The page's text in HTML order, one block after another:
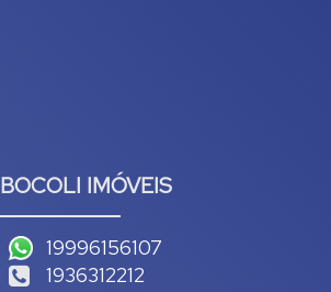
BOCOLI IMÓVEIS
19996156107
1936312212